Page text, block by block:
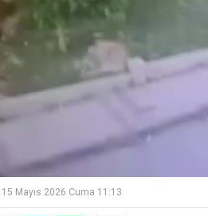
15 Mayıs 2026 Cuma 11:13